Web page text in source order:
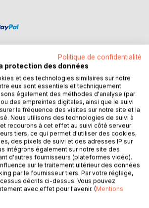
le matin, au moment de la toilette,
ou involontairement, un regard dans
bains ? Pour apercevoir avec dépit
bourrelet, un plus de double–menton
d’oranges épaisse en haut des
commence avec encore moins
mêmes, parce on se trouve moche et
à une folle tentation de manger.
derrière tous ces sentiments ? Une
d’amour ? Un ennui sans fin ? Pour
Politique de confidentialité
protection des données
et des technologies similaires sur notre
eux sont essentiels et techniquement
également des méthodes d'analyse (par
des empreintes digitales, ainsi que le suivi
la fréquence des visites sur notre site et la
Nous utilisons des technologies de suivi à
recourons à cet effet au suivi côté serveur
tiers, ce qui permet d'utiliser des cookies,
des pixels de suivi et des adresses IP sur
intégrons également sur notre site des
d'autres fournisseurs (plateformes vidéo).
sur le traitement ultérieur des données
par le fournisseur tiers. Par votre réglage,
décrits ci-dessus. Vous pouvez
avec effet pour l'avenir. (Mentions